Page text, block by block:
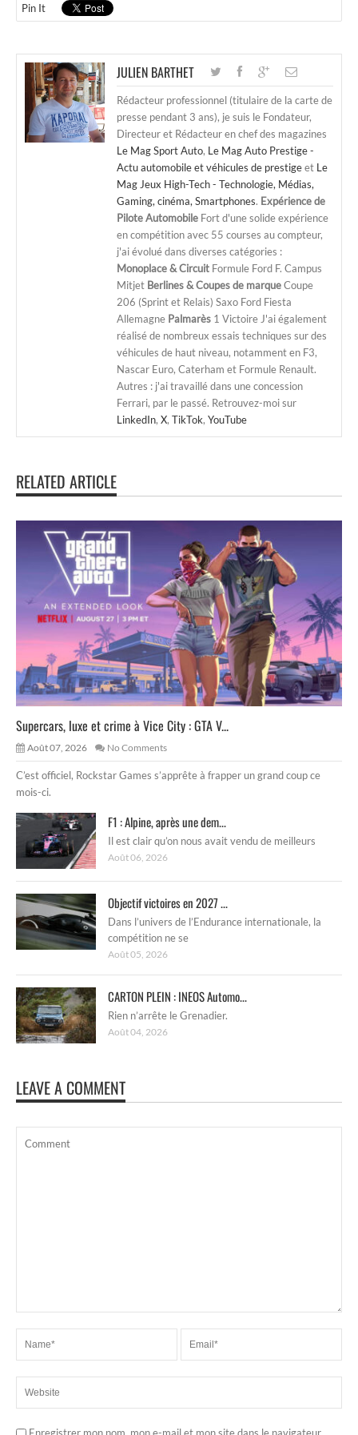
Pin It
JULIEN BARTHET
Rédacteur professionnel (titulaire de la carte de
presse pendant 3 ans), je suis le Fondateur,
Directeur et Rédacteur en chef des magazines
Le Mag Sport Auto, Le Mag Auto Prestige -
Actu automobile et véhicules de prestigeet Le
Mag Jeux High-Tech - Technologie, Médias,
Gaming, cinéma, Smartphones. Expérience de
Pilote Automobile Fort d'une solide expérience
en compétition avec 55 courses au compteur,
j'ai évolué dans diverses catégories :
Monoplace & Circuit Formule Ford F. Campus
Mitjet Berlines & Coupes de marqueCoupe
206 (Sprint et Relais) Saxo Ford Fiesta
Allemagne Palmarès 1 Victoire J'ai également
réalisé de nombreux essais techniques sur des
véhicules de haut niveau, notamment en F3,
Nascar Euro, Caterham et Formule Renault.
Autres : j'ai travaillé dans une concession
Ferrari, par le passé. Retrouvez-moi sur
LinkedIn, X, TikTok, YouTube
RELATED ARTICLE
Supercars, luxe et crime à Vice City : GTA V...
Août 07, 2026 No Comments
C’est officiel, Rockstar Games s’apprête à frapper un grand coup ce
mois-ci.
F1 : Alpine, après une dem...
Il est clair qu’on nous avait vendu de meilleurs
Août 06, 2026
Objectif victoires en 2027 ...
Dans l’univers de l’Endurance internationale, la
compétition ne se
Août 05, 2026
CARTON PLEIN : INEOS Automo...
Rien n’arrête le Grenadier.
Août 04, 2026
LEAVE A COMMENT
Enregistrer mon nom, mon e-mail et mon site dans le navigateur